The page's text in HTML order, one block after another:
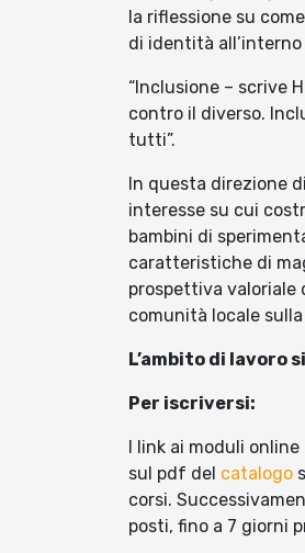
la riflessione su
di identità
“Inclusione – scrive
contro il diverso.
tutti”.
In questa direzione
interesse su cui
bambini di
caratteristiche di
prospettiva valoriale
comunità locale
L’ambito di lavoro
Per iscriversi:
I link ai moduli
sul pdf del catalogo
corsi.
posti, fino a 7 giorni